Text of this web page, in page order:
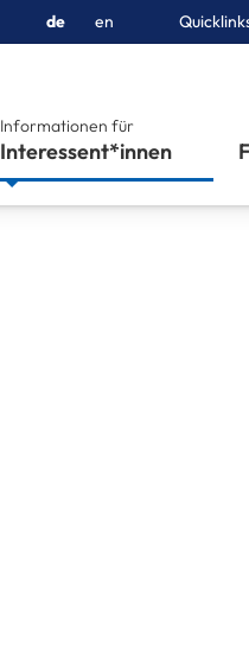
de en
Informationen für
Interessent*innen